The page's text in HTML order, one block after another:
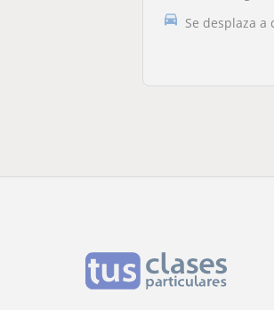
Se desplaza a